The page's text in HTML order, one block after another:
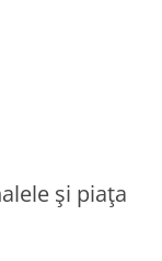
şi piaţa